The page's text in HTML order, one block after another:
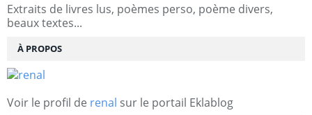
Extraits de livres lus, poèmes perso, poème divers,
beaux textes...
À PROPOS
Voir le profil de renal sur le portail Eklablog